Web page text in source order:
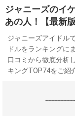
ジャニーズのイ
あの人！【最新版
ジャニーズアイドル
ドルをランキングに
口コミから徹底分析
キングTOP74をご紹